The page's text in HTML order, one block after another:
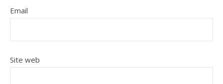
Email
Site web